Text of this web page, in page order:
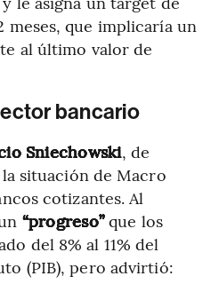
meses, que implicaría un
al último valor de
bancario
Sniechowski, de
situación de Macro
cotizantes. Al
“progreso”que los
del 8% al 11% del
(PIB), pero advirtió: